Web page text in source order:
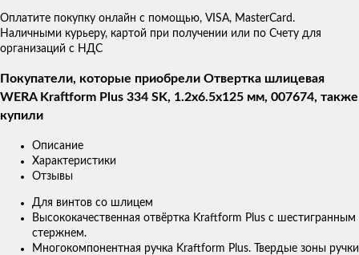
Оплатите покупку онлайн с помощью, VISA, MasterCard.
Наличными курьеру, картой при получении или по Счету для
организаций с НДС
Покупатели, которые приобрели Отвертка шлицевая
WERA Kraftform Plus 334 SK, 1.2x6.5x125 мм, 007674, также
купили
Описание
Характеристики
Отзывы
Для винтов со шлицем
Высококачественная отвёртка Kraftform Plus с шестигранным
стержнем.
Многокомпонентная ручка Kraftform Plus. Твердые зоны ручки